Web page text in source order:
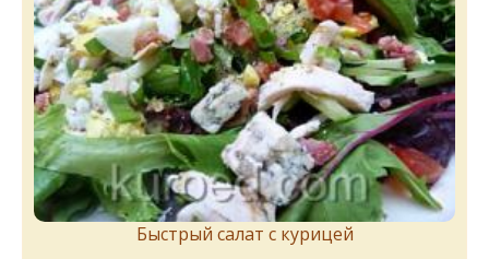
Быстрый салат с курицей